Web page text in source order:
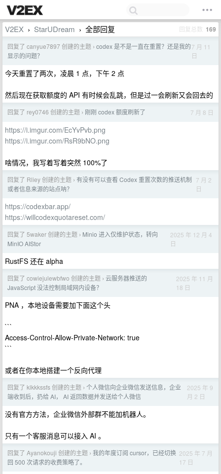
V2EX › StarUDream › 全部回复 回复总数 169
回复了 canyue7897 创建的主题 › codex 是不是一直在重置？还是我的
显示的问题？
7 月 11
日
今天重置了两次，凌晨 1 点，下午 2 点
然后现在获取额度的 API 有时候会乱跳，但是过一会刷新又会回去的
回复了 rey0746 创建的主题 › 刚刚 codex 额度刷新了 7 月 8 日
https://i.imgur.com/EcYvPvb.png
https://i.imgur.com/RsR9bNO.png
啥情况，我写着写着突然 100%了
回复了 Rliey 创建的主题 › 有没有可以查看 Codex 重置次数的推送机制
或者信息来源的站点呐？
7 月 2
日
https://codexbar.app/
https://willcodexquotareset.com/
回复了 5waker 创建的主题 › Minio 进入仅维护状态，转向
MinIO AIStor
2025 年 12 月 4
日
RustFS 还在 alpha
回复了 cowiejulewbfwo 创建的主题 › 云服务器推送的
JavaScript 没法控制局域网内设备？
2025 年 11 月
18 日
PNA ，本地设备需要加下面这个头
```
Access-Control-Allow-Private-Network: true
```
或者在你本地搭建一个反向代理
回复了 klkkkssfs 创建的主题 › 个人微信向企业微信发送信息，企业
端收到后，扔给 AI， AI 返回数据并发送给个人微信
2025 年 9
月 2 日
没有官方方法，企业微信外部群不能加机器人。
只有一个客服消息可以接入 AI 。
回复了 Ayanokouji 创建的主题 › 我的年度订阅 cursor，已经切换
回 500 次请求的收费策略了。
2025 年 7 月
17 日